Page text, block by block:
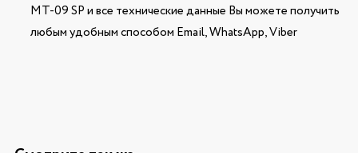
MT-09 SP и все технические данные Вы можете получить
любым удобным способом Email, WhatsApp, Viber